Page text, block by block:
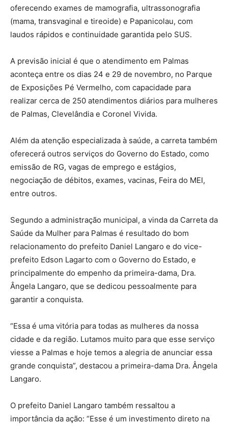
oferecendo exames de mamografia, ultrassonografia
(mama, transvaginal e tireoide) e Papanicolau, com
laudos rápidos e continuidade garantida pelo SUS.
A previsão inicial é que o atendimento em Palmas
aconteça entre os dias 24 e 29 de novembro, no Parque
de Exposições Pé Vermelho, com capacidade para
realizar cerca de 250 atendimentos diários para mulheres
de Palmas, Clevelândia e Coronel Vivida.
Além da atenção especializada à saúde, a carreta também
oferecerá outros serviços do Governo do Estado, como
emissão de RG, vagas de emprego e estágios,
negociação de débitos, exames, vacinas, Feira do MEI,
entre outros.
Segundo a administração municipal, a vinda da Carreta da
Saúde da Mulher para Palmas é resultado do bom
relacionamento do prefeito Daniel Langaro e do vice-
prefeito Edson Lagarto com o Governo do Estado, e
principalmente do empenho da primeira-dama, Dra.
Ângela Langaro, que se dedicou pessoalmente para
garantir a conquista.
“Essa é uma vitória para todas as mulheres da nossa
cidade e da região. Lutamos muito para que esse serviço
viesse a Palmas e hoje temos a alegria de anunciar essa
grande conquista”, destacou a primeira-dama Dra. Ângela
Langaro.
O prefeito Daniel Langaro também ressaltou a
importância da ação: “Esse é um investimento direto na